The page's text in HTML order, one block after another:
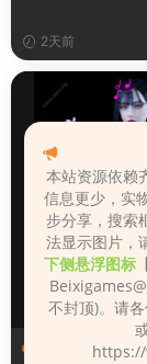
2天前
人物（Looks）
本站资源依赖
信息更少，实
步分享，搜索
法显示图片，
下侧悬浮图标
不封顶)。请
https://